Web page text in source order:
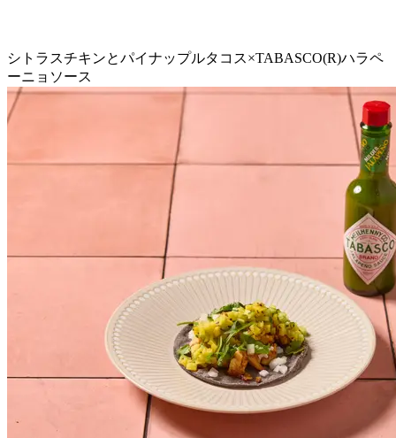
シトラスチキンとパイナップルタコス×TABASCO(R)ハラペ
ーニョソース